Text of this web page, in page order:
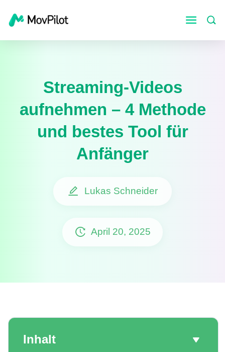
Streaming-Videos
aufnehmen – 4 Methode
und bestes Tool für
Anfänger
Lukas Schneider
April 20, 2025
Inhalt